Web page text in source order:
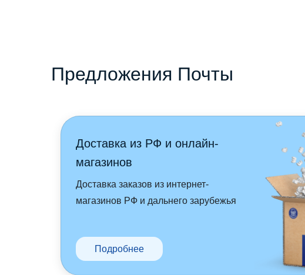
Предложения Почты
Доставка из РФ и онлайн-
магазинов
Доставка заказов из интернет-
магазинов РФ и дальнего зарубежья
Подробнее